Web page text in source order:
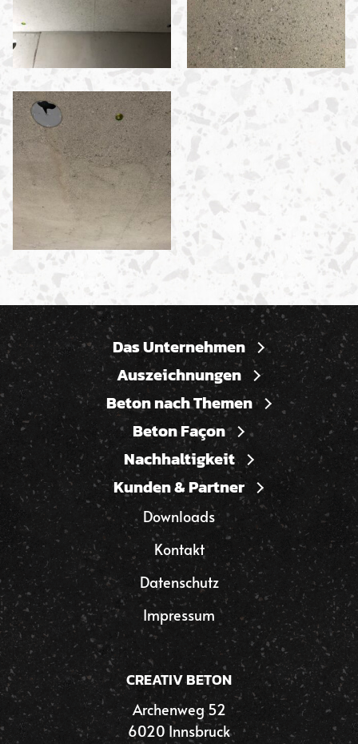
Das Unternehmen
Auszeichnungen
Beton nach Themen
Beton Façon
Nachhaltigkeit
Kunden & Partner
Downloads
Kontakt
Datenschutz
Impressum
CREATIV BETON
Archenweg 52
6020 Innsbruck